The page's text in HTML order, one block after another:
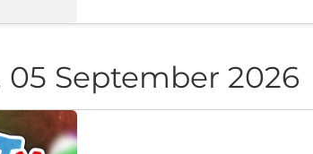
05 September 2026